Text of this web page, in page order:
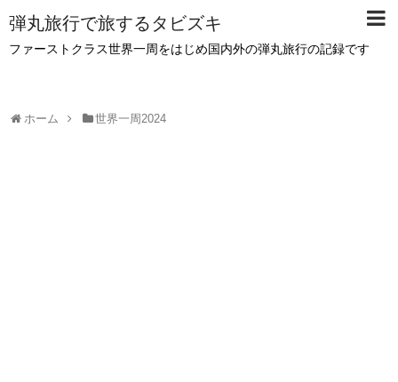
弾丸旅行で旅するタビズキ
ファーストクラス世界一周をはじめ国内外の弾丸旅行の記録です
ホーム 世界一周2024